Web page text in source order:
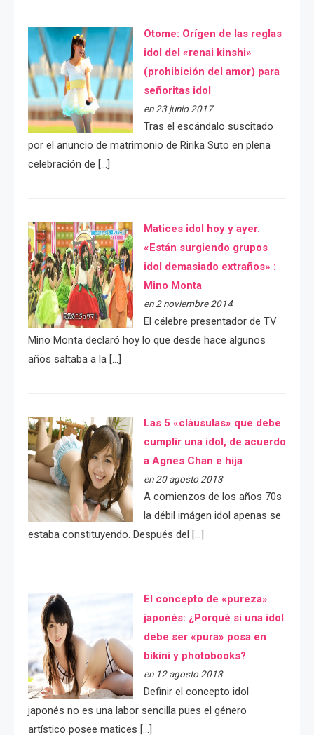
Otome: Orígen de las reglas
idol del «renai kinshi»
(prohibición del amor) para
señoritas idol
en 23 junio 2017
Tras el escándalo suscitado
por el anuncio de matrimonio de Ririka Suto en plena
celebración de […]
Matices idol hoy y ayer.
«Están surgiendo grupos
idol demasiado extraños» :
Mino Monta
en 2 noviembre 2014
El célebre presentador de TV
Mino Monta declaró hoy lo que desde hace algunos
años saltaba a la […]
Las 5 «cláusulas» que debe
cumplir una idol, de acuerdo
a Agnes Chan e hija
en 20 agosto 2013
A comienzos de los años 70s
la débil imágen idol apenas se
estaba constituyendo. Después del […]
El concepto de «pureza»
japonés: ¿Porqué si una idol
debe ser «pura» posa en
bikini y photobooks?
en 12 agosto 2013
Definir el concepto idol
japonés no es una labor sencilla pues el género
artístico posee matices […]